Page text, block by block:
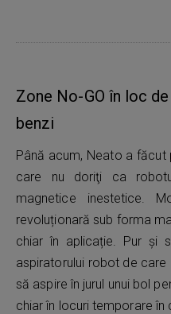
Zone No-GO în loc
benzi
Până acum, Neato a făcut
care nu doriţi ca
magnetice inestetice.
revoluționară sub forma
chiar în aplicație. Pur și
aspiratorului robot de
să aspire în jurul unui bol
chiar în locuri temporare